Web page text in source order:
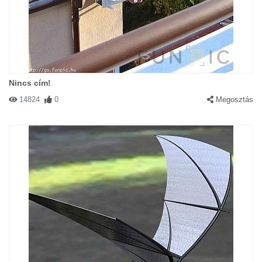
Nincs cím!
14824 0 Megosztás